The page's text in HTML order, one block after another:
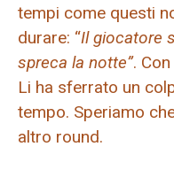
tempi come questi
durare: “Il giocatore
spreca la notte”.
Li ha sferrato un
tempo. Speriamo
altro round.